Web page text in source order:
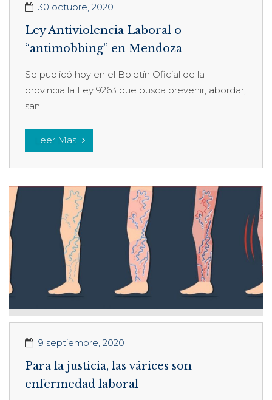
30 octubre, 2020
Ley Antiviolencia Laboral o
“antimobbing” en Mendoza
Se publicó hoy en el Boletín Oficial de la
provincia la Ley 9263 que busca prevenir, abordar,
san...
Leer Mas
9 septiembre, 2020
Para la justicia, las várices son
enfermedad laboral